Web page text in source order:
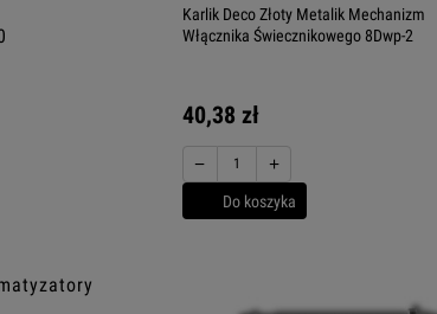
Karlik Deco Złoty Metalik Mechanizm
Włącznika Świecznikowego 8Dwp-2
40,38 zł
− +
Do koszyka